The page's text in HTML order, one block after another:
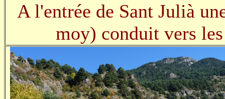
A l'entrée de Sant Julià
moy) conduit vers